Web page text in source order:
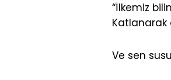
“İlkemiz
Ve sen